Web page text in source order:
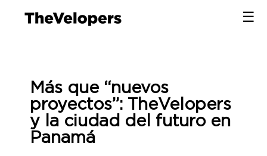
×
☰
Más que ‘‘nuevos
proyectos’’: TheVelopers
y la ciudad del futuro en
Panamá